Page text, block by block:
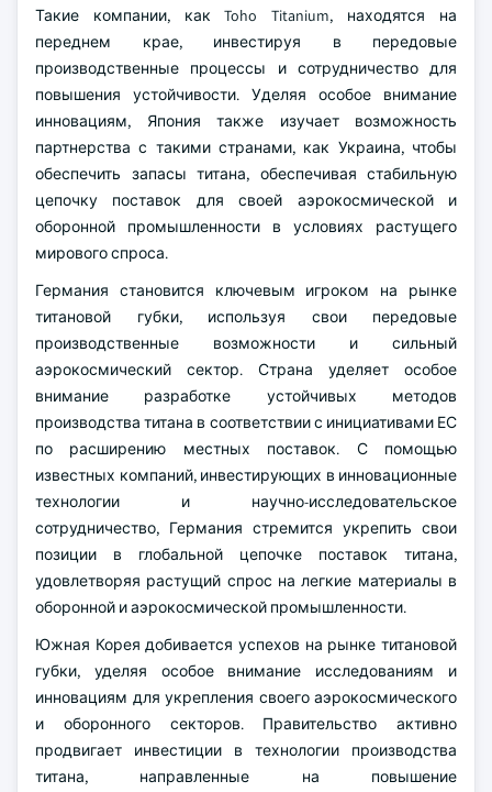
Такие компании, как Toho Titanium, находятся на
переднем крае, инвестируя в передовые
производственные процессы и сотрудничество для
повышения устойчивости. Уделяя особое внимание
инновациям, Япония также изучает возможность
партнерства с такими странами, как Украина, чтобы
обеспечить запасы титана, обеспечивая стабильную
цепочку поставок для своей аэрокосмической и
оборонной промышленности в условиях растущего
мирового спроса.
Германия становится ключевым игроком на рынке
титановой губки, используя свои передовые
производственные возможности и сильный
аэрокосмический сектор. Страна уделяет особое
внимание разработке устойчивых методов
производства титана в соответствии с инициативами ЕС
по расширению местных поставок. С помощью
известных компаний, инвестирующих в инновационные
технологии и научно-исследовательское
сотрудничество, Германия стремится укрепить свои
позиции в глобальной цепочке поставок титана,
удовлетворяя растущий спрос на легкие материалы в
оборонной и аэрокосмической промышленности.
Южная Корея добивается успехов на рынке титановой
губки, уделяя особое внимание исследованиям и
инновациям для укрепления своего аэрокосмического
и оборонного секторов. Правительство активно
продвигает инвестиции в технологии производства
титана, направленные на повышение